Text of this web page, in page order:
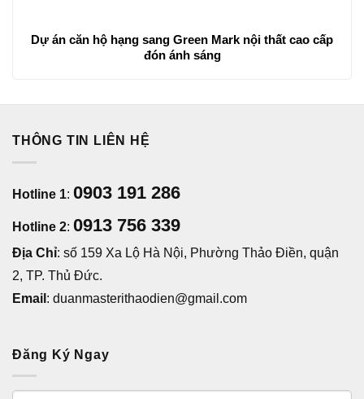
Dự án căn hộ hạng sang Green Mark nội thất cao cấp
đón ánh sáng
THÔNG TIN LIÊN HỆ
Hotline 1: 0903 191 286
Hotline 2: 0913 756 339
Địa Chỉ: số 159 Xa Lộ Hà Nội, Phường Thảo Điền, quận
2, TP. Thủ Đức.
Email : duanmasterithaodien@gmail.com
Đăng Ký Ngay